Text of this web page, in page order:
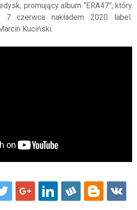
promujący album “ERA47”, który
7 czerwca nakładem 2020 label.
Kuciński.